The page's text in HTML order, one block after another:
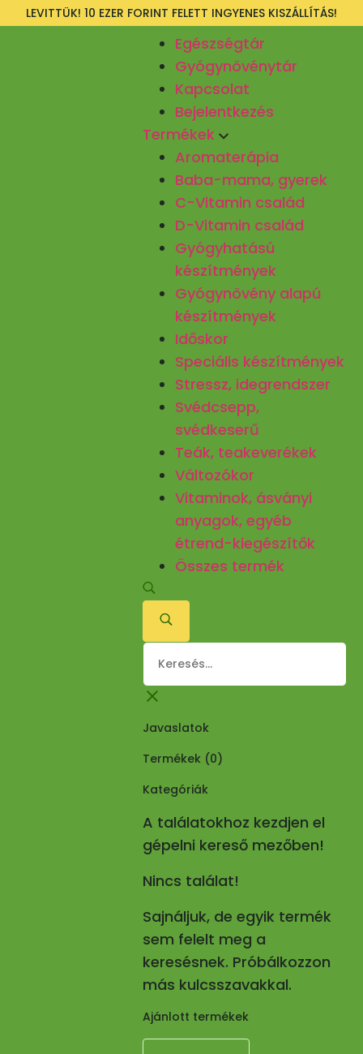
LEVITTÜK! 10 EZER FORINT FELETT INGYENES KISZÁLLÍTÁS!
Egészségtár
Gyógynövénytár
Kapcsolat
Bejelentkezés
Termékek
Aromaterápia
Baba-mama, gyerek
C-Vitamin család
D-Vitamin család
Gyógyhatású
készítmények
Gyógynövény alapú
készítmények
Időskor
Speciális készítmények
Stressz, idegrendszer
Svédcsepp,
svédkeserű
Teák, teakeverékek
Változókor
Vitaminok, ásványi
anyagok, egyéb
étrend-kiegészítők
Összes termék
Javaslatok
Termékek (0)
Kategóriák
A találatokhoz kezdjen el
gépelni kereső mezőben!
Nincs találat!
Sajnáljuk, de egyik termék
sem felelt meg a
keresésnek. Próbálkozzon
más kulcsszavakkal.
Ajánlott termékek